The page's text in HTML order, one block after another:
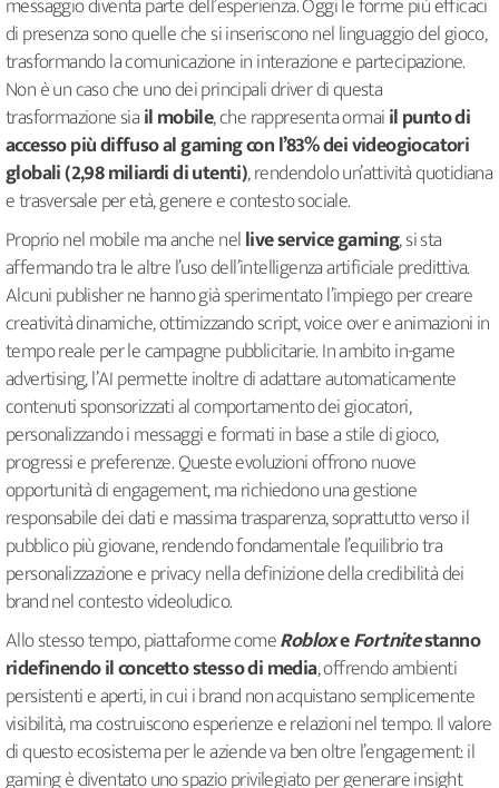
messaggio diventa parte dell’esperienza. Oggi le forme più efficaci
di presenza sono quelle che si inseriscono nel linguaggio del gioco,
trasformando la comunicazione in interazione e partecipazione.
Non è un caso che uno dei principali driver di questa
trasformazione siail mobile, che rappresenta ormaiil punto di
accesso più diffuso al gaming con l’83% dei videogiocatori
globali (2,98 miliardi di utenti), rendendolo un’attività quotidiana
e trasversale per età, genere e contesto sociale.
Proprio nel mobile ma anche nellive service gaming, si sta
affermando tra le altre l’uso dell’intelligenza artificiale predittiva.
Alcuni publisher ne hanno già sperimentato l’impiego per creare
creatività dinamiche, ottimizzando script, voice over e animazioni in
tempo reale per le campagne pubblicitarie. In ambito in-game
advertising, l’AI permette inoltre di adattare automaticamente
contenuti sponsorizzati al comportamento dei giocatori,
personalizzando i messaggi e formati in base a stile di gioco,
progressi e preferenze. Queste evoluzioni offrono nuove
opportunità di engagement, ma richiedono una gestione
responsabile dei dati e massima trasparenza, soprattutto verso il
pubblico più giovane, rendendo fondamentale l’equilibrio tra
personalizzazione e privacy nella definizione della credibilità dei
brand nel contesto videoludico.
Allo stesso tempo, piattaforme comeRobloxeFortnitestanno
ridefinendo il concetto stesso di media, offrendo ambienti
persistenti e aperti, in cui i brand non acquistano semplicemente
visibilità, ma costruiscono esperienze e relazioni nel tempo. Il valore
di questo ecosistema per le aziende va ben oltre l’engagement: il
gaming è diventato uno spazio privilegiato per generare insight